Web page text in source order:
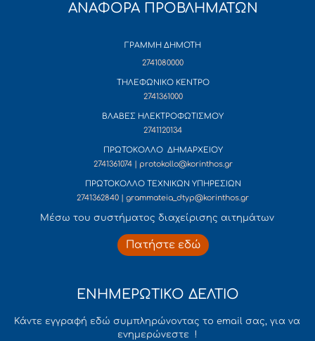
ΑΝΑΦΟΡΑ ΠΡΟΒΛΗΜΑΤΩΝ
ΓΡΑΜΜΗ ΔΗΜΟΤΗ
2741080000
ΤΗΛΕΦΩΝΙΚΟ ΚΕΝΤΡΟ
2741361000
ΒΛΑΒΕΣ ΗΛΕΚΤΡΟΦΩΤΙΣΜΟΥ
2741120134
ΠΡΩΤΟΚΟΛΛΟ ΔΗΜΑΡΧΕΙΟΥ
2741361074 | protokollo@korinthos.gr
ΠΡΩΤΟΚΟΛΛΟ ΤΕΧΝΙΚΩΝ ΥΠΗΡΕΣΙΩΝ
2741362840 | grammateia_dtyp@korinthos.gr
Mέσω του συστήματος διαχείρισης αιτημάτων
Πατήστε εδώ
ΕΝΗΜΕΡΩΤΙΚΟ ΔΕΛΤΙΟ
Κάντε εγγραφή εδώ συμπληρώνοντας το email σας, για να
ενημερώνεστε !